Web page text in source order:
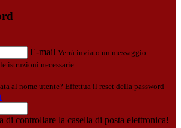
E-mail Verrà inviato un messaggio
istruzioni necessarie.
al nome utente? Effettua il reset della password
di controllare la casella di posta elettronica!